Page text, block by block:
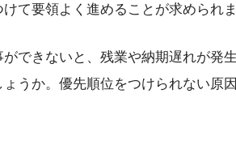
て要領よく進めることが求められま
できないと、残業や納期遅れが発
うか。優先順位をつけられない原